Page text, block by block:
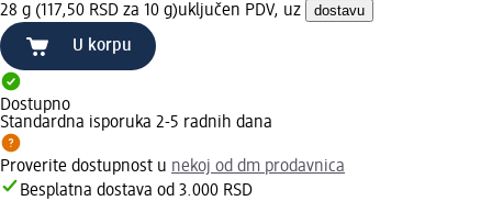
28 g (117,50 RSD za 10 g)uključen PDV, uz dostavu
U korpu
Dostupno
Standardna isporuka 2-5 radnih dana
Proverite dostupnost u nekoj od dm prodavnica
Besplatna dostava od 3.000 RSD